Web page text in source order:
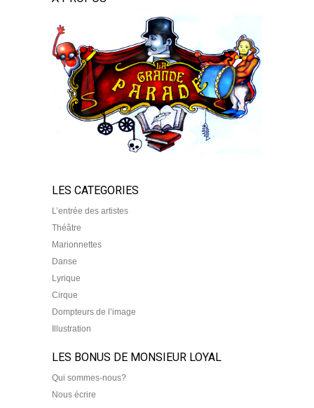
LES CATEGORIES
L’entrée des artistes
Théâtre
Marionnettes
Danse
Lyrique
Cirque
Dompteurs de l’image
Illustration
LES BONUS DE MONSIEUR LOYAL
Qui sommes-nous?
Nous écrire